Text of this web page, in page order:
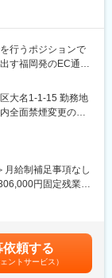
。
40代の方が活躍
組織運営をお任せ
ぐに業務をお任せし
一緒に課題、企
外注となります。
業で他部署と一緒に
る」というパーパ
行うポジションで
す福岡発のEC通販
、2030年に年商
間を求めていま
に向き合うことで
募をお待ちしてい
やマスタ設定の条
大名1-1-15 勤務地
全面禁煙変更の範
月給制補足事項なし
円固定残業手
定します。■昇
3c.5ヶ月）※グレー
額であり、選考を
依頼する
ントサービス）